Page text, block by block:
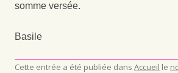
somme versée.
Basile
Cette entrée a été publiée dans Accueil le